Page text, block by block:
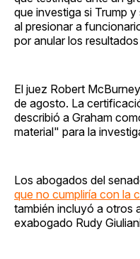
que investiga si Trump
al presionar a
por anular los
El juez Robert
de agosto. La
describió a Graham
material" para la
Los abogados del
que no cumpliría con la
también incluyó a otros
exabogado Rudy